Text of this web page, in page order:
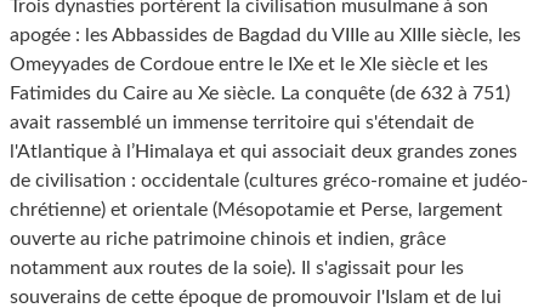
Trois dynasties portèrent la civilisation musulmane à son
apogée : les Abbassides de Bagdad du VIIIe au XIIIe siècle, les
Omeyyades de Cordoue entre le IXe et le XIe siècle et les
Fatimides du Caire au Xe siècle. La conquête (de 632 à 751)
avait rassemblé un immense territoire qui s'étendait de
l'Atlantique à l’Himalaya et qui associait deux grandes zones
de civilisation : occidentale (cultures gréco-romaine et judéo-
chrétienne) et orientale (Mésopotamie et Perse, largement
ouverte au riche patrimoine chinois et indien, grâce
notamment aux routes de la soie). Il s'agissait pour les
souverains de cette époque de promouvoir l'Islam et de lui